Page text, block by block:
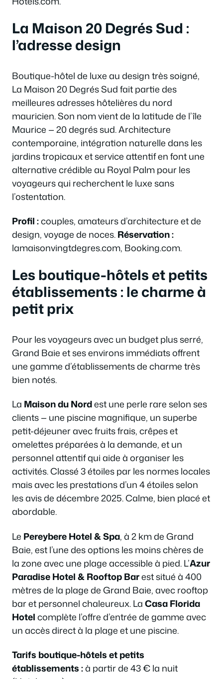
La Maison 20 Degrés Sud :
l’adresse design
Boutique-hôtel de luxe au design très soigné,
La Maison 20 Degrés Sud fait partie des
meilleures adresses hôtelières du nord
mauricien. Son nom vient de la latitude de l’île
Maurice — 20 degrés sud. Architecture
contemporaine, intégration naturelle dans les
jardins tropicaux et service attentif en font une
alternative crédible au Royal Palm pour les
voyageurs qui recherchent le luxe sans
l’ostentation.
Profil :couples, amateurs d’architecture et de
design, voyage de noces.Réservation :
lamaisonvingtdegres.com, Booking.com.
Les boutique-hôtels et petits
établissements : le charme à
petit prix
Pour les voyageurs avec un budget plus serré,
Grand Baie et ses environs immédiats offrent
une gamme d’établissements de charme très
bien notés.
La Maison du Nordest une perle rare selon ses
clients — une piscine magnifique, un superbe
petit-déjeuner avec fruits frais, crêpes et
omelettes préparées à la demande, et un
personnel attentif qui aide à organiser les
activités. Classé 3 étoiles par les normes locales
mais avec les prestations d’un 4 étoiles selon
les avis de décembre 2025. Calme, bien placé et
abordable.
Le Pereybere Hotel & Spa, à 2 km de Grand
Baie, est l’une des options les moins chères de
la zone avec une plage accessible à pied. L’Azur
Paradise Hotel & Rooftop Barest situé à 400
mètres de la plage de Grand Baie, avec rooftop
bar et personnel chaleureux. LaCasa Florida
Hotelcomplète l’offre d’entrée de gamme avec
un accès direct à la plage et une piscine.
Tarifs boutique-hôtels et petits
établissements :à partir de 43 € la nuit